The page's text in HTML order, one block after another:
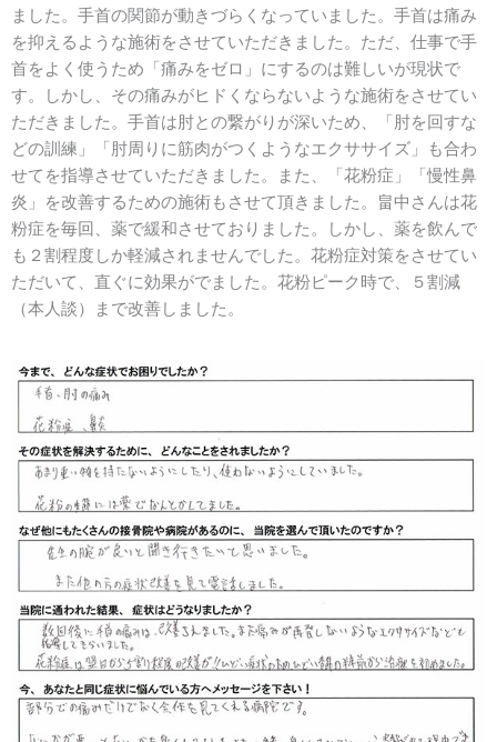
ました。手首の関節が動きづらくなっていました。手首は痛み
を抑えるような施術をさせていただきました。ただ、仕事で手
首をよく使うため「痛みをゼロ」にするのは難しいが現状で
す。しかし、その痛みがヒドくならないような施術をさせてい
ただきました。手首は肘との繋がりが深いため、「肘を回すな
どの訓練」「肘周りに筋肉がつくようなエクササイズ」も合わ
せてを指導させていただきました。また、「花粉症」「慢性鼻
炎」を改善するための施術もさせて頂きました。畠中さんは花
粉症を毎回、薬で緩和させておりました。しかし、薬を飲んで
も２割程度しか軽減されませんでした。花粉症対策をさせてい
ただいて、直ぐに効果がでました。花粉ピーク時で、５割減
（本人談）まで改善しました。